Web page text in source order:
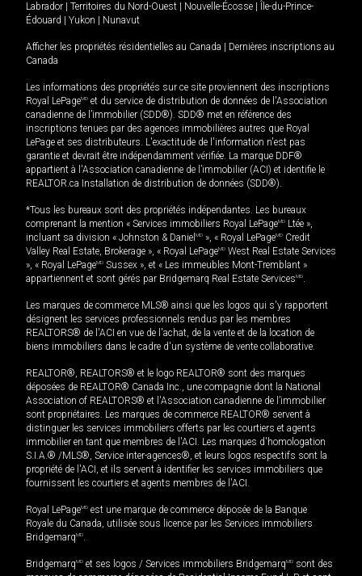
Labrador
Territoires du Nord-Ouest Nouvelle-Écosse
Île-du-Prince-
Édouard
Yukon Nunavut
Afficher les propriétés résidentielles au Canada
Dernières inscriptions au
Canada
Les informations des propriétés sur ce site proviennent des inscriptions
Royal LePageMD et du service de distribution de données de l'Association
canadienne de l’immobilier (SDD®). SDD® met en référence des
inscriptions tenues par des agences immobilières autres que Royal
LePage et ses distributeurs. L'exactitude de l'information n'est pas
garantie et devrait être indépendamment vérifiée. La marque DDF®
appartient à l'Association canadienne de l’immobilier (ACI) et identifie le
REALTOR.ca Installation de distribution de données (SDD®).
*Tous les bureaux sont des propriétés indépendantes. Les bureaux
comprenant la mention « Services immobiliers Royal LePageMD Ltée »,
incluant sa division « Johnston & Daniel MD », « Royal LePageMD Credit
Valley Real Estate, Brokerage », « Royal LePageMD West Real Estate Services
», « Royal LePageMD Sussex », et « Les immeubles Mont-Tremblant »
appartiennent et sont gérés par Bridgemarq Real Estate ServicesMD.
Les marques de commerce MLS® ainsi que les logos qui s'y rapportent
désignent les services professionnels rendus par les membres
REALTORS® de l'ACI en vue de l'achat, de la vente et de la location de
biens immobiliers dans le cadre d'un système de vente collaborative.
REALTOR®, REALTORS® et le logo REALTOR® sont des marques
déposées de REALTOR® Canada Inc., une compagnie dont la National
Association of REALTORS® et l'Association canadienne de l’immobilier
sont propriétaires. Les marques de commerce REALTOR® servent à
distinguer les services immobiliers offerts par les courtiers et agents
immobilier en tant que membres de l'ACI. Les marques d'homologation
S.I.A.® /MLS®, Service inter-agences®, et leurs logos respectifs sont la
propriété de l'ACI, et ils servent à identifier les services immobiliers que
fournissent les courtiers et agents membres de l'ACI.
Royal LePageMD est une marque de commerce déposée de la Banque
Royale du Canada, utilisée sous licence par les Services immobiliers
BridgemarqMD.
BridgemarqMD et ses logos / Services immobiliers BridgemarqMD sont des